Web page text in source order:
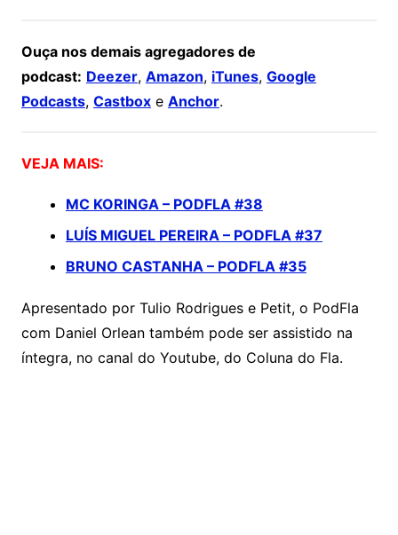
Ouça nos demais agregadores de
podcast: Deezer, Amazon, iTunes, Google
Podcasts, Castboxe Anchor.
VEJA MAIS:
MC KORINGA – PODFLA #38
LUÍS MIGUEL PEREIRA – PODFLA #37
BRUNO CASTANHA – PODFLA #35
Apresentado por Tulio Rodrigues e Petit, o PodFla
com Daniel Orlean também pode ser assistido na
íntegra, no canal do Youtube, do Coluna do Fla.